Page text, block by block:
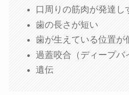
口周りの筋肉が発達し
歯の長さが短い
歯が生えている位置が
過蓋咬合（ディープバ
遺伝